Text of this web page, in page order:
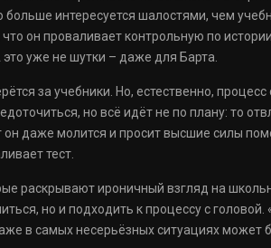
больше интересуется шалостями, чем
он проваливает контрольную по
уже не шутки – даже для Барта.
за учебники. Но, естественно,
но всё идёт не по плану: то
даже молится и просит высшие силы
тест.
раскрывают ироничный взгляд на
но и подходить к процессу с
в самых несерьёзных ситуациях может